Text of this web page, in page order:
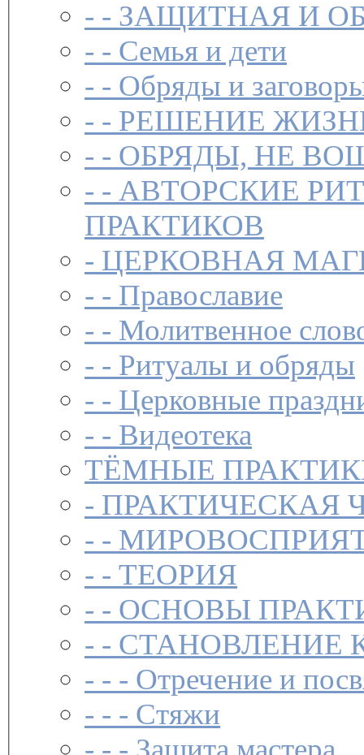
- - ЗАЩИТНАЯ И
- - Семья и дети
- - Обряды и
- - РЕШЕНИЕ
- - ОБРЯДЫ, НЕ
- - АВТОРСКИЕ
ПРАКТИКОВ
- ЦЕРКОВНАЯ
- - Православие
- - Молитвенное
- - Ритуалы и обряды
- - Церковные
- - Видеотека
ТЁМНЫЕ
- ПРАКТИЧЕСКАЯ
- -
- - ТЕОРИЯ
- - ОСНОВЫ
- - СТАНОВЛЕНИЕ
- - - Отречение и
- - - Стяжи